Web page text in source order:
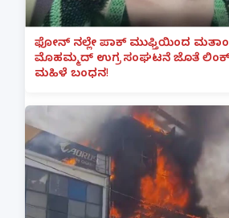
ಫೋನ್ ನಲ್ಲೇ ಪಾಕ್ ಮುಫ್ತಿಯಿಂದ
ಮೊಹಮ್ಮದ್ ಉಗ್ರ ಸಂಘಟನೆ ಜೊತೆ ಲಿಂಕ್
ಮಹಿಳೆ ಬಂಧನ!